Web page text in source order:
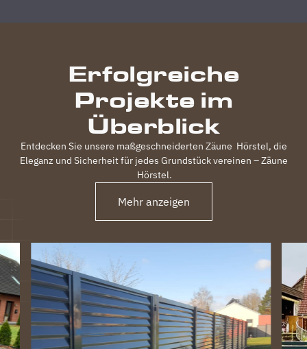
inkl.
und 2
Gartentüren,
waren
120m
Zaun in 3
Tagen
fertig.
war
Zaun
perfekt
geworden
und die
Erfolgreiche
Projekte im
Überblick
Entdecken Sie unsere maßgeschneiderten Zäune Hörstel, die
Eleganz und Sicherheit für jedes Grundstück vereinen – Zäune
Hörstel.
Mehr anzeigen